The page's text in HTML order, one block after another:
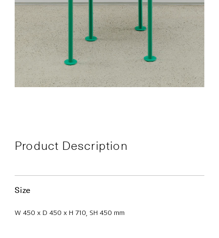
Product Description
Size
W 450 x D 450 x H 710, SH 450 mm